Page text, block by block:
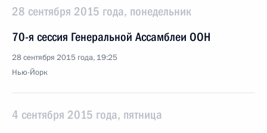
28 сентября 2015 года, понедельник
70-я сессия Генеральной Ассамблеи ООН
28 сентября 2015 года, 19:25
Нью-Йорк
4 сентября 2015 года, пятница